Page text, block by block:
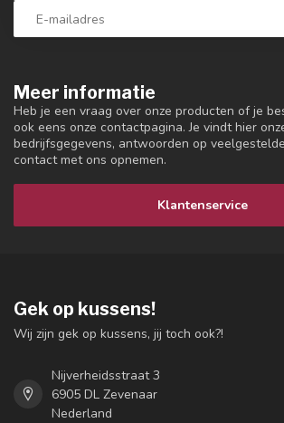
Meer informatie
Heb je een vraag over onze producten of je
ook eens onze contactpagina. Je vindt hier
bedrijfsgegevens, antwoorden op
contact met ons opnemen.
Klantenservice
Gek op kussens!
Wij zijn gek op kussens, jij toch ook?!
Nijverheidsstraat 3
6905 DL Zevenaar
Nederland